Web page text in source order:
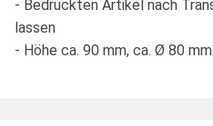
- Bedruckten Artikel nach
lassen
- Höhe ca. 90 mm, ca. Ø 80